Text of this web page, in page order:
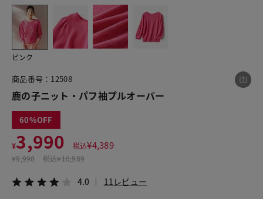
ピンク
商品番号：12508
鹿の子ニット・パフ袖プルオーバー
60
¥3,990 税込¥4,389
¥9,990 税込¥10,989
4.0 11レビュー
この商品をシェアする
¥3,990 税込¥4,389